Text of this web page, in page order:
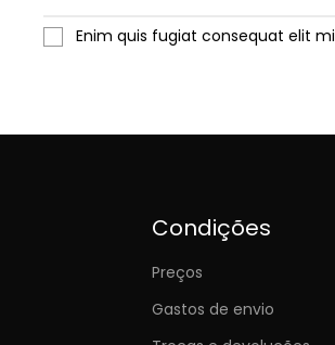
Enim quis fugiat consequat elit
Condições
Preços
Gastos de envio